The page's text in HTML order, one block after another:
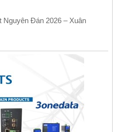
Nguyên Đán 2026 – Xuân